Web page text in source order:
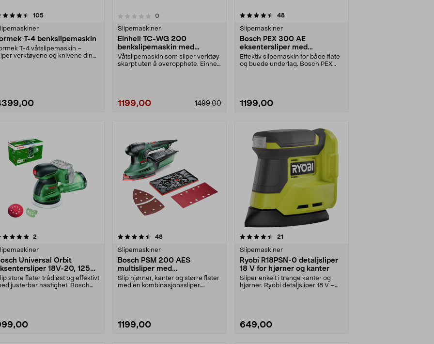
105anmeldelser
T-4 benkslipemaskin
T-4 våtslipemaskin –
verktøyene og knivene dine
0.0 av 5 stjerner 0
Slipemaskiner
Einhell TC-WG 200
benkslipemaskin med
slipestein, 230 W
Våtslipemaskin som sliper verktøy
skarpt uten å overopphete. Einhell
1199,00 1499,00
4.5 av 5 stjerner 48anmeldelser
Slipemaskiner
Bosch PEX 300 AE
eksentersliper med
slipepapir, 270 W
Effektiv slipemaskin for både flate
og buede underlag. Bosch PEX
1199,00
2
Universal Orbit
18V-20, 125
store flater trådløst og effektivt
justerbar hastighet. Bosch
4.5 av 5 stjerner 48anmeldelser
Slipemaskiner
Bosch PSM 200 AES
multisliper med
borrelåsfeste, 200 W
Slip hjørner, kanter og større flater
med en kombinasjonssliper.
1199,00
4.5 av 5 stjerner 21
Slipemaskiner
Ryobi R18PSN-0 detaljsliper
18 V for hjørner og kanter
Sliper enkelt i trange kanter og
hjørner. Ryobi detaljsliper 18 V –
649,00